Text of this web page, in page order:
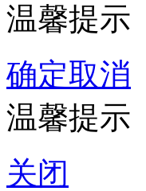
温馨提示
确定取消
温馨提示
关闭